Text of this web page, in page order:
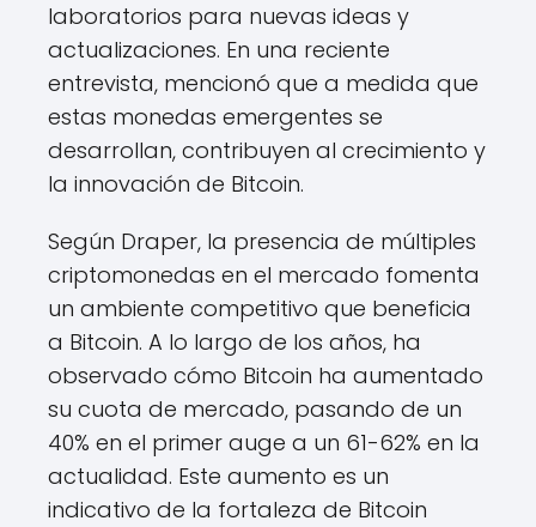
laboratorios para nuevas ideas y
actualizaciones. En una reciente
entrevista, mencionó que a medida que
estas monedas emergentes se
desarrollan, contribuyen al crecimiento y
la innovación de Bitcoin.
Según Draper, la presencia de múltiples
criptomonedas en el mercado fomenta
un ambiente competitivo que beneficia
a Bitcoin. A lo largo de los años, ha
observado cómo Bitcoin ha aumentado
su cuota de mercado, pasando de un
40% en el primer auge a un 61-62% en la
actualidad. Este aumento es un
indicativo de la fortaleza de Bitcoin